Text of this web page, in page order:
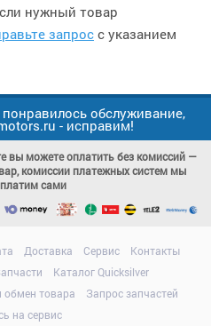
нужный товар
запрос с указанием
обслуживание,
- исправим!
вы можете оплатить без комиссий —
комиссии платежных систем мы
сами
Доставка Сервис
Контакты
Каталог Quicksilver
обмен товара
Запрос запчастей
на сервис